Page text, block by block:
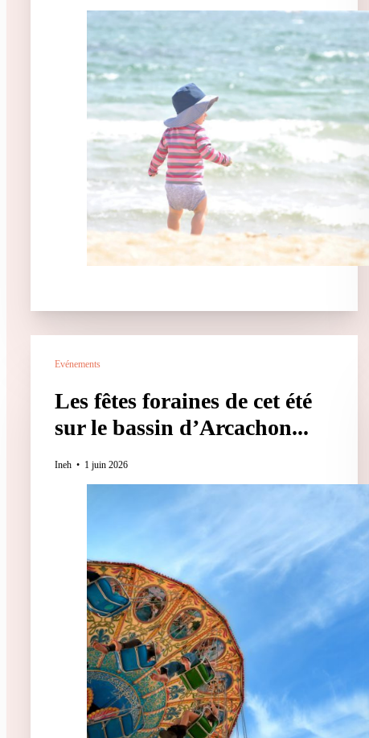
Evénements
Les fêtes foraines de cet été
sur le bassin d’Arcachon...
Ineh 1 juin 2026